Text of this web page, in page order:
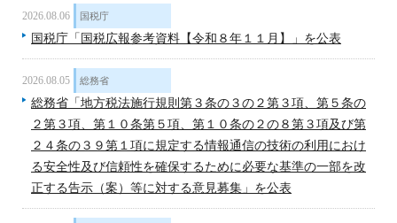
2026.08.06 国税庁
国税庁「国税広報参考資料【令和８年１１月】」を公表
2026.08.05 総務省
総務省「地方税法施行規則第３条の３の２第３項、第５条の
２第３項、第１０条第５項、第１０条の２の８第３項及び第
２４条の３９第１項に規定する情報通信の技術の利用におけ
る安全性及び信頼性を確保するために必要な基準の一部を改
正する告示（案）等に対する意見募集」を公表